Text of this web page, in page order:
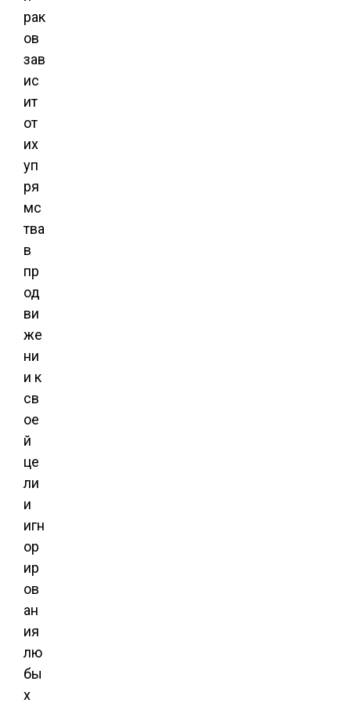
рак
ов
зав
ис
ит
от
их
уп
ря
мс
тва
в
пр
од
ви
же
ни
и к
св
ое
й
це
ли
и
игн
ор
ир
ов
ан
ия
лю
бы
х